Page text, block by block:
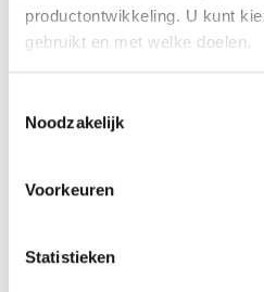
productontwikkeling. U kunt
gebruikt en met welke doelen.
Informatie verzamelen
Uw apparaat
scannen op specifieke
verwerkt en stel uw voorkeuren
Noodzakelijk
Voorkeuren
Statistieken
Diana Kraan
T: 06-22389584
E:d.kraan@cnv.nl
Downloads
(.pdf)